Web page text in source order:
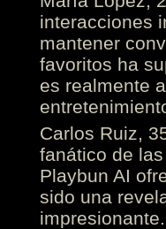
interacciones
mantener
favoritos ha
es realmente
Carlos Ruiz,
fanático de
Playbun AI
sido una